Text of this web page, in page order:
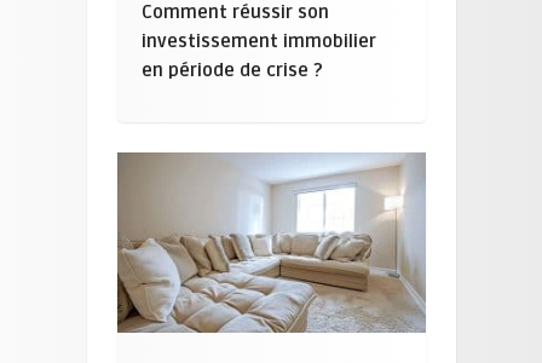
Comment réussir son
investissement immobilier
en période de crise ?